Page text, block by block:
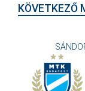
KÖVETKEZŐ